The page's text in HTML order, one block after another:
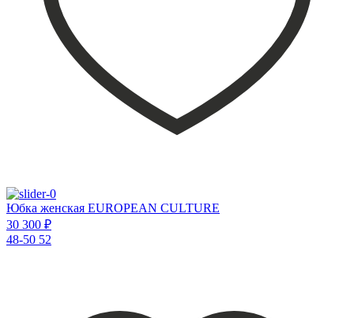
Юбка женская EUROPEAN CULTURE
30 300 ₽
48-50 52